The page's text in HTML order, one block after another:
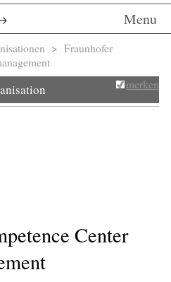
Menu
> Fraunhofer
merken
Center